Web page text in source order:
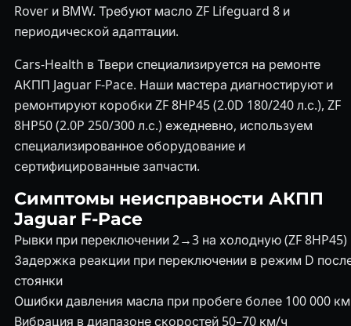
Rover и BMW. Требуют масло ZF Lifeguard 8 и
периодической адаптации.
Cars-Health в Твери специализируется на ремонте
АКПП Jaguar F-Pace. Наши мастера диагностируют и
ремонтируют коробки ZF 8HP45 (2.0D 180/240 л.с.), ZF
8HP50 (2.0P 250/300 л.с.) ежедневно, используем
специализированное оборудование и
сертифицированные запчасти.
Симптомы неисправности АКПП
Jaguar F-Pace
Рывки при переключении 2→3 на холодную (ZF 8HP45)
Задержка реакции при переключении в режим D
стоянки
Ошибки давления масла при пробеге более 100 000 км
Вибрация в диапазоне скоростей 50–70 км/ч